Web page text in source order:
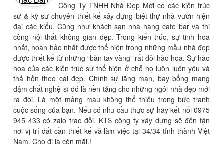
Công Ty TNHH Nhà Đẹp Mới có các kiến trúc
sư & kỹ sư chuyên thiết kế xây dựng biệt thự nhà vườn hiện
đại các kiểu. Cũng như khách sạn nhà hàng cafe bar và thi
công nội thất không gian đẹp. Trong kiến trúc, sự tinh hoa
nhất, hoàn hảo nhất được thể hiện trong những mẫu nhà đẹp
được thiết kế từ những “bàn tay vàng” rất đỗi hào hoa. Sự hào
hoa của các kiến trúc sư thể hiện ở chỗ họ luôn luôn yêu và
thả hồn theo cái đẹp. Chính sự lãng mạn, bay bổng mang
đậm chất nghệ sĩ đó là nền tảng cho những ngôi nhà đẹp mới
ra đời. Là một mảng màu không thể thiếu trong bức tranh
cuộc sống của bạn. Nếu có nhu cầu thực sự hãy kết nối 0975
945 433 có zalo trao đỗi. KTS công ty xây dựng sẽ đến tận
nơi vị trí đất cần thiết kế và làm việc tại 34/34 tỉnh thành Việt
Nam. Cho đi là còn mãi.!